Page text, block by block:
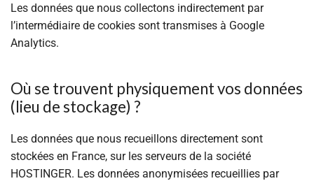
Les données que nous collectons indirectement par
l’intermédiaire de cookies sont transmises à Google
Analytics.
Où se trouvent physiquement vos données
(lieu de stockage) ?
Les données que nous recueillons directement sont
stockées en France, sur les serveurs de la société
HOSTINGER. Les données anonymisées recueillies par